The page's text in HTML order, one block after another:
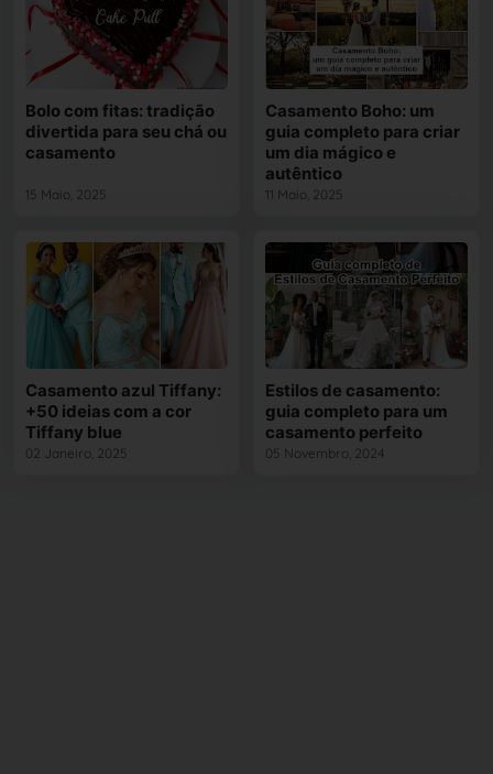
Bolo com fitas: tradição
divertida para seu chá ou
casamento
15 Maio, 2025
Casamento Boho: um
guia completo para criar
um dia mágico e
autêntico
11 Maio, 2025
Casamento azul Tiffany:
+50 ideias com a cor
Tiffany blue
02 Janeiro, 2025
Estilos de casamento:
guia completo para um
casamento perfeito
05 Novembro, 2024